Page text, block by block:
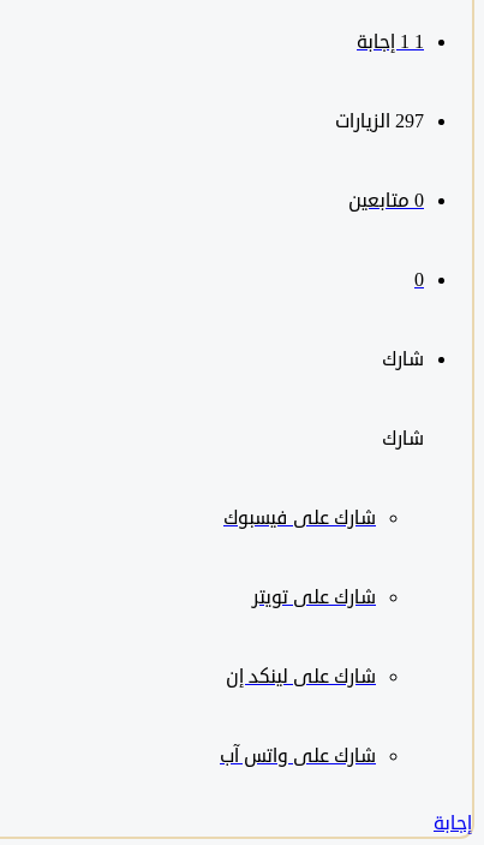
1 ‫1 إجابة
297 الزيارات
0 متابعين
0
شارك
شارك
شارك على فيسبوك
شارك على تويتر
شارك على لينكد إن
شارك على واتس آب
إجابة